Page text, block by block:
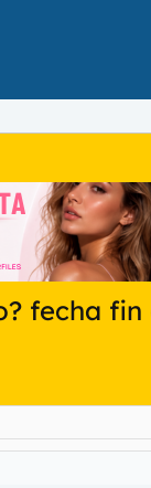
fecha